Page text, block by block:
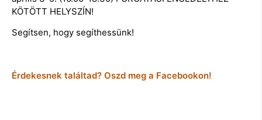
KÖTÖTT HELYSZÍN!
Segítsen, hogy segíthessünk!
Érdekesnek találtad? Oszd meg a Facebookon!